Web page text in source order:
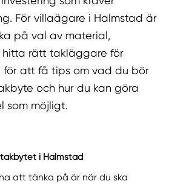
För villaägare i Halmstad är
på val av material,
rätt takläggare för
för att få tips om vad du bör
och hur du kan göra
som möjligt.
i Halmstad
att tänka på är när du ska